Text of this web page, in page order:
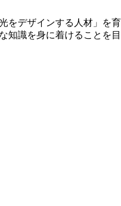
デザインする人材」を
識を身に着けることを目